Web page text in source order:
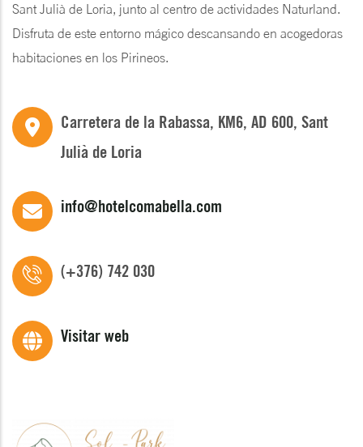
Sant Julià de Loria, junto al centro de actividades Naturland.
Disfruta de este entorno mágico descansando en acogedoras
habitaciones en los Pirineos.
Carretera de la Rabassa, KM6, AD 600, Sant
Julià de Loria
info@hotelcomabella.com
(+376) 742 030
Visitar web